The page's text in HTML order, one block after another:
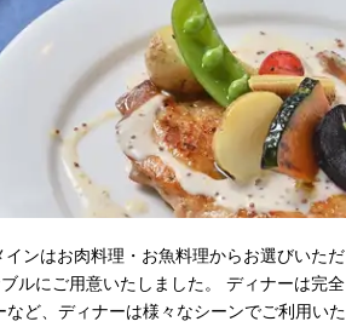
ンはお肉料理・お魚料理からお選びいただ
ルにご用意いたしました。 ディナーは完全
ど、ディナーは様々なシーンでご利用いた